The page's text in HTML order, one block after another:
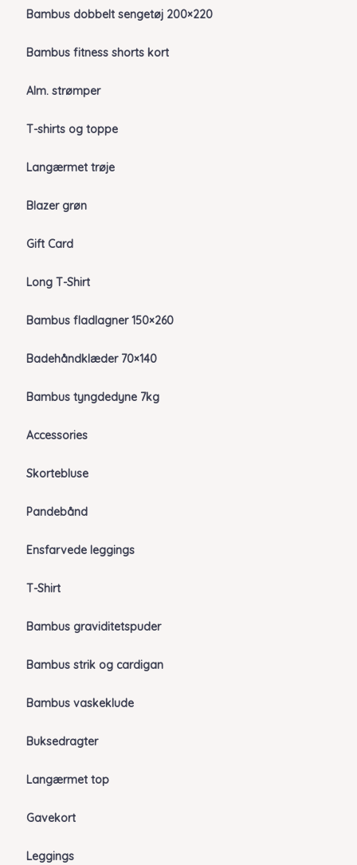
Bambus dobbelt sengetøj 200×220
Bambus fitness shorts kort
Alm. strømper
T-shirts og toppe
Langærmet trøje
Blazer grøn
Gift Card
Long T-Shirt
Bambus fladlagner 150×260
Badehåndklæder 70×140
Bambus tyngdedyne 7kg
Accessories
Skortebluse
Pandebånd
Ensfarvede leggings
T-Shirt
Bambus graviditetspuder
Bambus strik og cardigan
Bambus vaskeklude
Buksedragter
Langærmet top
Gavekort
Leggings